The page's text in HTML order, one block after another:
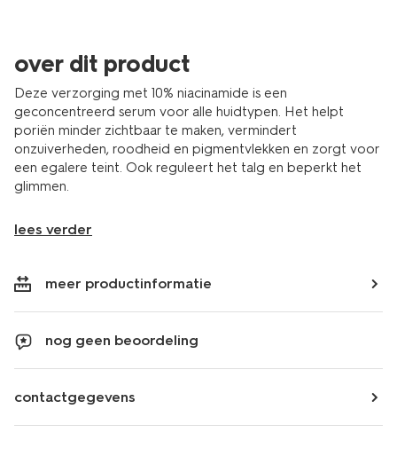
over dit product
Deze verzorging met 10% niacinamide is een
geconcentreerd serum voor alle huidtypen. Het helpt
poriën minder zichtbaar te maken, vermindert
onzuiverheden, roodheid en pigmentvlekken en zorgt voor
een egalere teint. Ook reguleert het talg en beperkt het
glimmen.
lees verder
meer productinformatie
nog geen beoordeling
contactgegevens